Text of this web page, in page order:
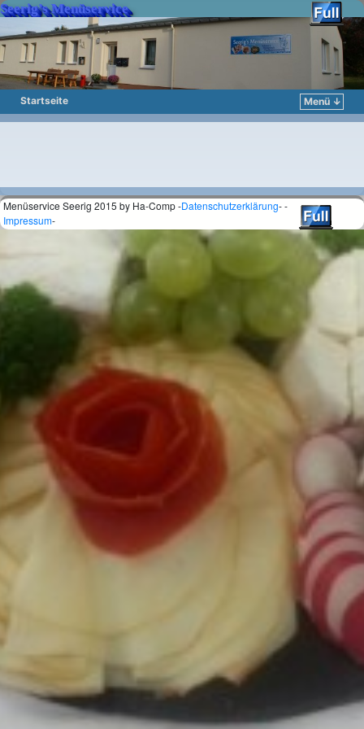
Seerig’s Menüservice
Startseite
Menü ↓
Zum Inhalt wechseln
Zum sekundären Inhalt wechseln
Menüservice Seerig 2015 by Ha-Comp -Datenschutzerklärung- -
Impressum-